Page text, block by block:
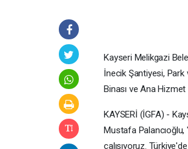
Kayseri Melikgazi
İnecik Şantiyesi, Park
Binası ve Ana
KAYSERİ (İGFA) -
Mustafa
çalışıyoruz.